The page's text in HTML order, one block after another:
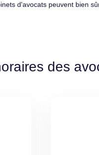
d'avocats peuvent bien
des